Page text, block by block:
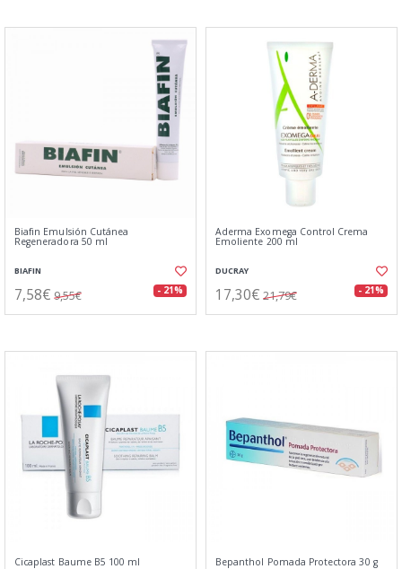
Biafin Emulsión Cutánea
Regeneradora 50 ml
BIAFIN
7,58€ 9,55€ - 21%
Aderma Exomega Control Crema
Emoliente 200 ml
DUCRAY
17,30€ 21,79€ - 21%
Cicaplast Baume B5 100 ml Bepanthol Pomada Protectora 30 g